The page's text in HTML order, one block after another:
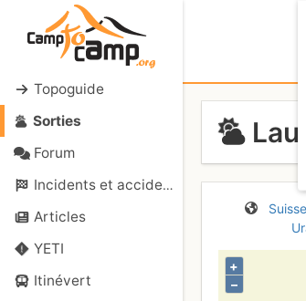
Topoguide
Sorties
Forum
Incidents et accidents
Articles
YETI
Itinévert
Suisse
+
–